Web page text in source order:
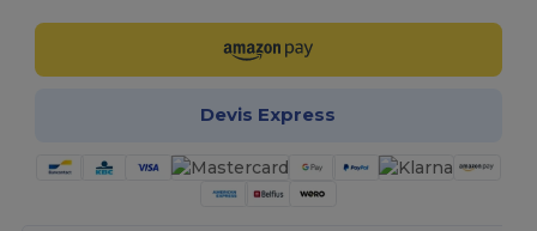
Devis Express